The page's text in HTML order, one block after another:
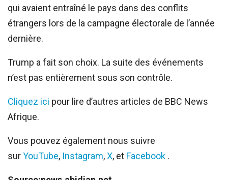
qui avaient entraîné le pays dans des conflits
étrangers lors de la campagne électorale de l’année
dernière.
Trump a fait son choix. La suite des événements
n’est pas entièrement sous son contrôle.
Cliquez ici pour lire d’autres articles de BBC News
Afrique.
Vous pouvez également nous suivre
surYouTube, Instagram,X, et Facebook .